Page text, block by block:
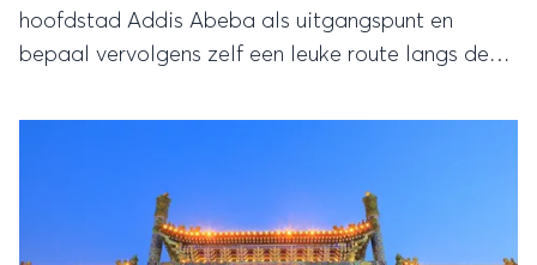
hoofdstad Addis Abeba als uitgangspunt en
bepaal vervolgens zelf een leuke route langs de